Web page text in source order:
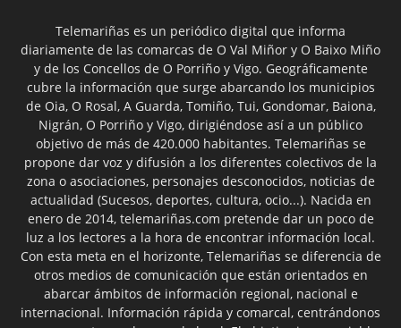
Telemariñas es un periódico digital que informa
diariamente de las comarcas de O Val Miñor y O Baixo Miño
y de los Concellos de O Porriño y Vigo. Geográficamente
cubre la información que surge abarcando los municipios
de Oia, O Rosal, A Guarda, Tomiño, Tui, Gondomar, Baiona,
Nigrán, O Porriño y Vigo, dirigiéndose así a un público
objetivo de más de 420.000 habitantes. Telemariñas se
propone dar voz y difusión a los diferentes colectivos de la
zona o asociaciones, personajes desconocidos, noticias de
actualidad (Sucesos, deportes, cultura, ocio...). Nacida en
enero de 2014, telemariñas.com pretende dar un poco de
luz a los lectores a la hora de encontrar información local.
Con esta meta en el horizonte, Telemariñas se diferencia de
otros medios de comunicación que están orientados en
abarcar ámbitos de información regional, nacional e
internacional. Información rápida y comarcal, centrándonos